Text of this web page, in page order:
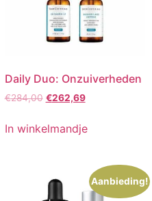
Daily Duo: Onzuiverheden
€284,00 Oorspronkelijke
was:
€284,00.
€262,69Huidige
is:
In winkelmandje
Aanbieding!